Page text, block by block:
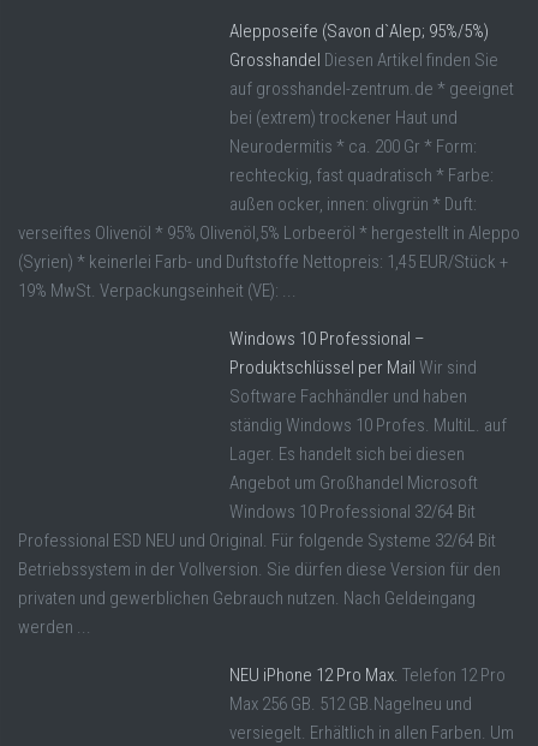
Alepposeife (Savon d`Alep; 95%/5%)
Grosshandel Diesen Artikel finden Sie
auf grosshandel-zentrum.de * geeignet
bei (extrem) trockener Haut und
Neurodermitis * ca. 200 Gr * Form:
rechteckig, fast quadratisch * Farbe:
außen ocker, innen: olivgrün * Duft:
verseiftes Olivenöl * 95% Olivenöl,5% Lorbeeröl * hergestellt in Aleppo
(Syrien) * keinerlei Farb- und Duftstoffe Nettopreis: 1,45 EUR/Stück +
19% MwSt. Verpackungseinheit (VE): ...
Windows 10 Professional –
Produktschlüssel per Mail Wir sind
Software Fachhändler und haben
ständig Windows 10 Profes. MultiL. auf
Lager. Es handelt sich bei diesen
Angebot um Großhandel Microsoft
Windows 10 Professional 32/64 Bit
Professional ESD NEU und Original. Für folgende Systeme 32/64 Bit
Betriebssystem in der Vollversion. Sie dürfen diese Version für den
privaten und gewerblichen Gebrauch nutzen. Nach Geldeingang
werden ...
NEU iPhone 12 Pro Max. Telefon 12 Pro
Max 256 GB. 512 GB.Nagelneu und
versiegelt. Erhältlich in allen Farben. Um